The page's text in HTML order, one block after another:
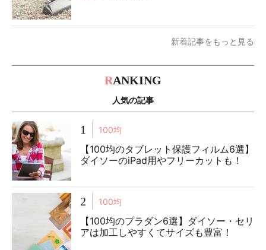
新着記事をもっと見る
RANKING
人気の記事
1 100均
【100均のタブレット保護フィルム6選】
ダイソーのiPad用やフリーカットも！
2 100均
【100均のプラダン6選】ダイソー・セリ
アは加工しやすくてサイズも豊富！